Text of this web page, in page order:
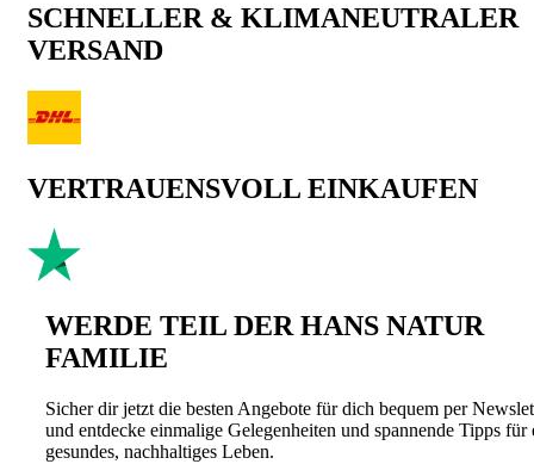
SCHNELLER & KLIMANEUTRALER
VERSAND
VERTRAUENSVOLL EINKAUFEN
WERDE TEIL DER HANS NATUR
FAMILIE
Sicher dir jetzt die besten Angebote für dich bequem per
und entdecke einmalige Gelegenheiten und spannende Tipps für
gesundes, nachhaltiges Leben.